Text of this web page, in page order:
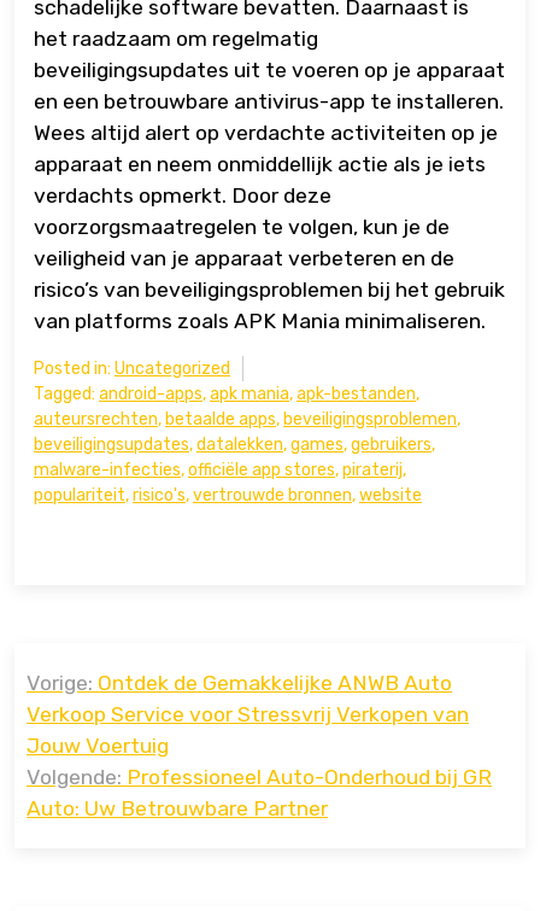
schadelijke software bevatten. Daarnaast is
het raadzaam om regelmatig
beveiligingsupdates uit te voeren op je apparaat
en een betrouwbare antivirus-app te installeren.
Wees altijd alert op verdachte activiteiten op je
apparaat en neem onmiddellijk actie als je iets
verdachts opmerkt. Door deze
voorzorgsmaatregelen te volgen, kun je de
veiligheid van je apparaat verbeteren en de
risico’s van beveiligingsproblemen bij het gebruik
van platforms zoals APK Mania minimaliseren.
Posted in: Uncategorized
Tagged: android-apps,apk mania,apk-bestanden,
auteursrechten, betaalde apps, beveiligingsproblemen,
beveiligingsupdates,datalekken,games,gebruikers,
malware-infecties,officiële app stores,piraterij,
populariteit,risico's,vertrouwde bronnen,website
navigatie
Vorige: Ontdek de Gemakkelijke ANWB Auto
Verkoop Service voor Stressvrij Verkopen van
Jouw Voertuig
Volgende: Professioneel Auto-Onderhoud bij GR
Auto: Uw Betrouwbare Partner